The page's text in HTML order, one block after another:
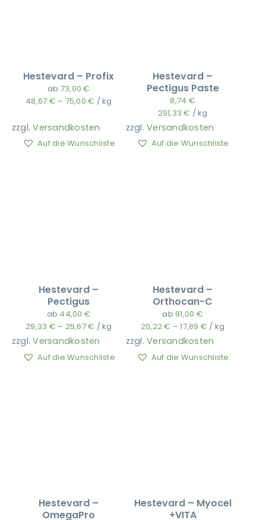
Hestevard – Profix
ab 73,00€
48,67 € – 75,00€ /kg
zzgl.Versandkosten
Auf die Wunschliste
Hestevard –
Pectigus Paste
8,74 €
291,33€ /kg
zzgl.Versandkosten
Auf die Wunschliste
Hestevard –
Pectigus
ab 44,00 €
29,33 € – 25,67€ /kg
zzgl.Versandkosten
Auf die Wunschliste
Hestevard –
Orthocan-C
ab 91,00 €
20,22€ –17,89 € / kg
zzgl.Versandkosten
Auf die Wunschliste
Hestevard –
OmegaPro
Hestevard – Myocel
+VITA